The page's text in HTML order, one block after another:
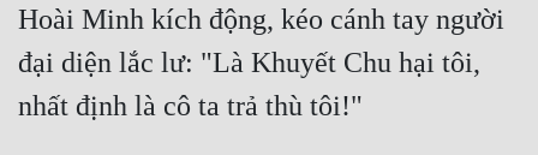
Kỳ Huyễn
Kỳ Ảo
Hoài Minh kích động, kéo cánh tay người
đại diện lắc lư: "Là Khuyết Chu hại tôi,